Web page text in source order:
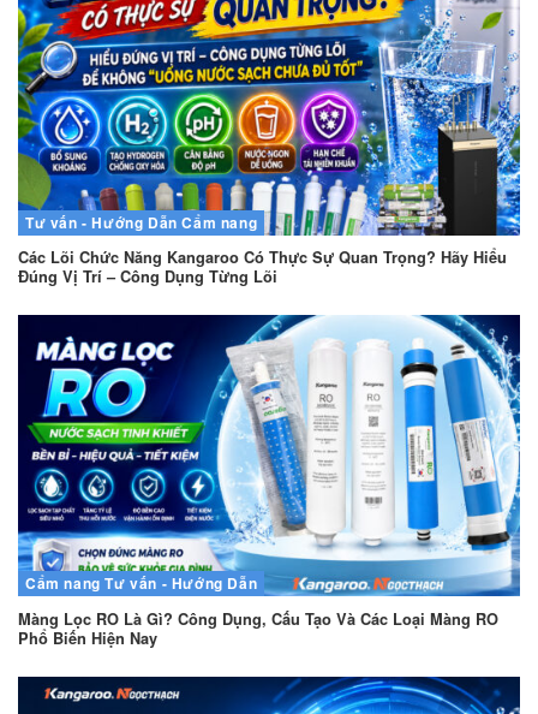
Tư vấn - Hướng Dẫn Cẩm nang
Các Lõi Chức Năng Kangaroo Có Thực Sự Quan Trọng? Hãy Hiểu
Đúng Vị Trí – Công Dụng Từng Lõi
Cẩm nang Tư vấn - Hướng Dẫn
Màng Lọc RO Là Gì? Công Dụng, Cấu Tạo Và Các Loại Màng RO
Phổ Biến Hiện Nay